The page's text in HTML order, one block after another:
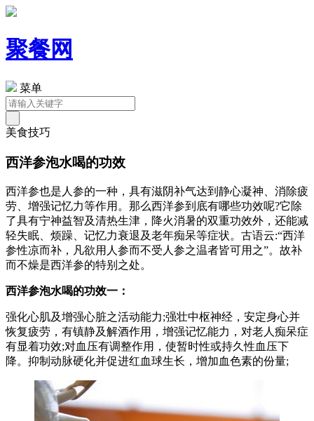
聚餐网
菜单
美食技巧
西洋参泡水喝的功效
西洋参也是人参的一种，具有滋阴补气达到静心凝神、消除疲
劳、增强记忆力等作用。那么西洋参到底有哪些功效呢?它除
了具有宁神益智及清热生津，降火消暑的双重功效外，还能减
轻失眠、烦躁、记忆力衰退及老年痴呆等症状。古语云:“西洋
参性凉而补，凡欲用人参而不受人参之温者皆可用之”。故补
而不燥是西洋参的特别之处。
西洋参泡水喝的功效一：
强化心肌及增强心脏之活动能力;强壮中枢神经，安定身心并
恢复疲劳，有镇静及解酒作用，增强记忆能力，对老人痴呆症
有显着功效;对血压有调整作用，使暂时性或持久性血压下
降。抑制动脉硬化并促进红血球生长，增加血色素的份量;